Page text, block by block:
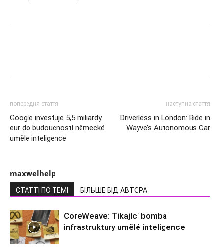
попередня стаття
Google investuje 5,5 miliardy
eur do budoucnosti německé
umělé inteligence
наступна стаття
Driverless in London: Ride in
Wayve’s Autonomous Car
maxwelhelp
СТАТТІ ПО ТЕМІ БІЛЬШЕ ВІД АВТОРА
CoreWeave: Tikající bomba
infrastruktury umělé inteligence